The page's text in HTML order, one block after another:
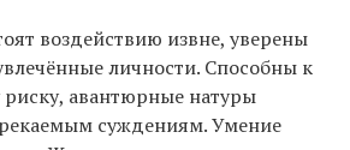
воздействию извне, уверены
личности. Способны к
авантюрные натуры
суждениям. Умение